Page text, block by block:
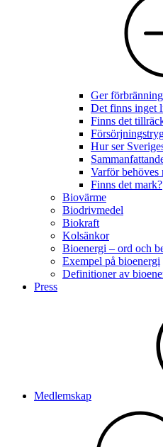
Ger
Det finns inget
Finns det
Hur ser
Varför behöves
Finns det mark?
Biovärme
Biodrivmedel
Biokraft
Kolsänkor
Bioenergi – ord och
Exempel på bioenergi
Definitioner av
Press
Medlemskap